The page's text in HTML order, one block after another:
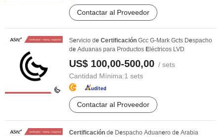
Contactar al Proveedor
Servicio de Certificación Gcc G-Mark Gcts Despacho
de Aduanas para Productos E léctricos LVD
US$ 100,00-500,00 / sets
Cantidad Mínima:1 sets
Contactar al Proveedor
Certificación de Despacho Aduanero de Arabia